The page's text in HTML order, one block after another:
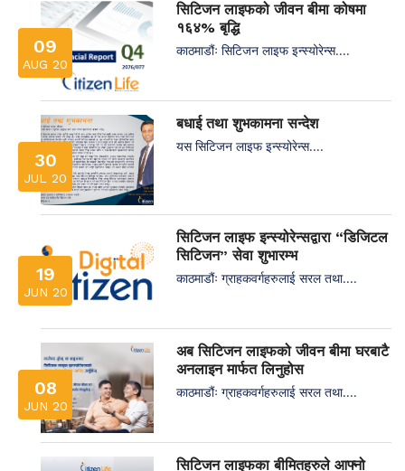
09
AUG 20
सिटिजन लाइफको जीवन बीमा कोषमा
१६४% बृद्धि
काठमाडौंः सिटिजन लाइफ इन्स्योरेन्स....
30
JUL 20
बधाई तथा शुभकामना सन्देश
यस सिटिजन लाइफ इन्स्योरेन्स....
19
JUN 20
सिटिजन लाइफ इन्स्योरेन्सद्वारा “डिजिटल
सिटिजन” सेवा शुभारम्भ
काठमाडौंः ग्राहकवर्गहरुलाई सरल तथा....
08
JUN 20
अब सिटिजन लाइफको जीवन बीमा घरबाटै
अनलाइन मार्फत लिनुहोस
काठमाडौंः ग्राहकवर्गहरुलाई सरल तथा....
सिटिजन लाइफका बीमितहरुले आफ्नो